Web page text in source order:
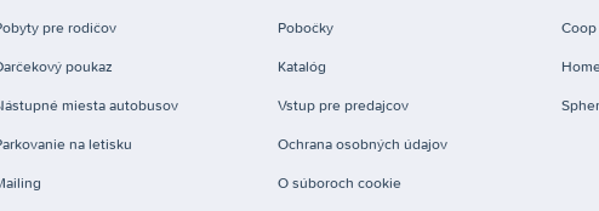
pre rodičov
poukaz
miesta autobusov
na letisku
Pobočky
Katalóg
Vstup pre predajcov
Ochrana osobných údajov
O súboroch cookie